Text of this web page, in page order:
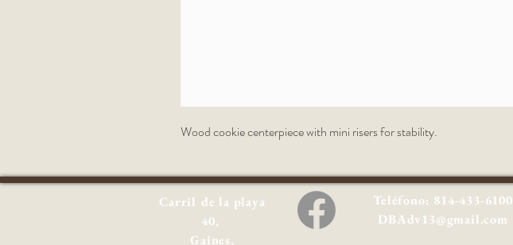
Wood cookie centerpiece with mini risers for stability.
Carril de la playa
40,
Gaines,
Teléfono: 814-433-6100
DBAdv13@gmail.com